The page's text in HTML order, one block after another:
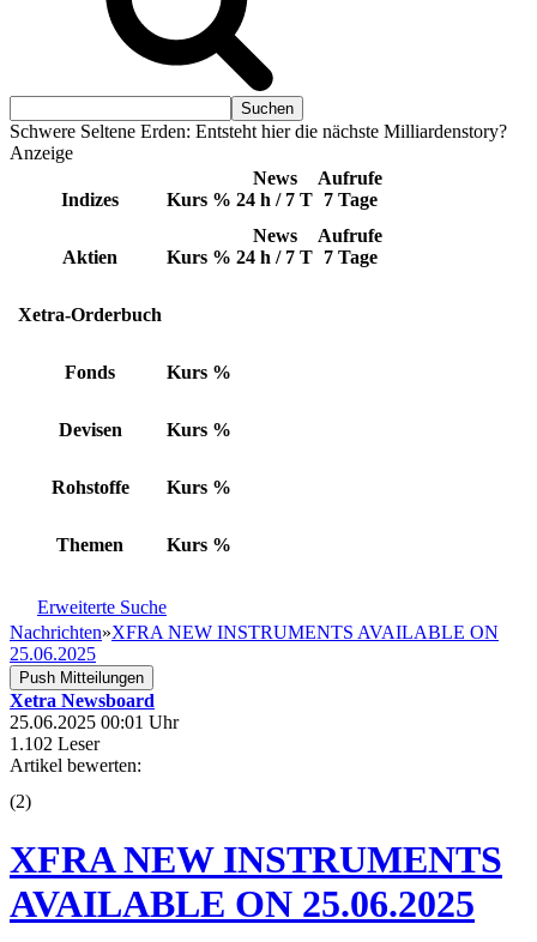
Schwere Seltene Erden: Entsteht hier die nächste Milliardenstory?
Anzeige
Indizes Kurs %
News
24 h / 7 T
Aufrufe
7 Tage
Aktien Kurs %
News
24 h / 7 T
Aufrufe
7 Tage
Xetra-Orderbuch
Fonds Kurs %
Devisen Kurs %
Rohstoffe Kurs %
Themen Kurs %
Erweiterte Suche
Nachrichten»XFRA NEW INSTRUMENTS AVAILABLE ON
25.06.2025
Push Mitteilungen
Xetra Newsboard
25.06.2025 00:01 Uhr
1.102 Leser
Artikel bewerten:
(2)
XFRA NEW INSTRUMENTS
AVAILABLE ON 25.06.2025